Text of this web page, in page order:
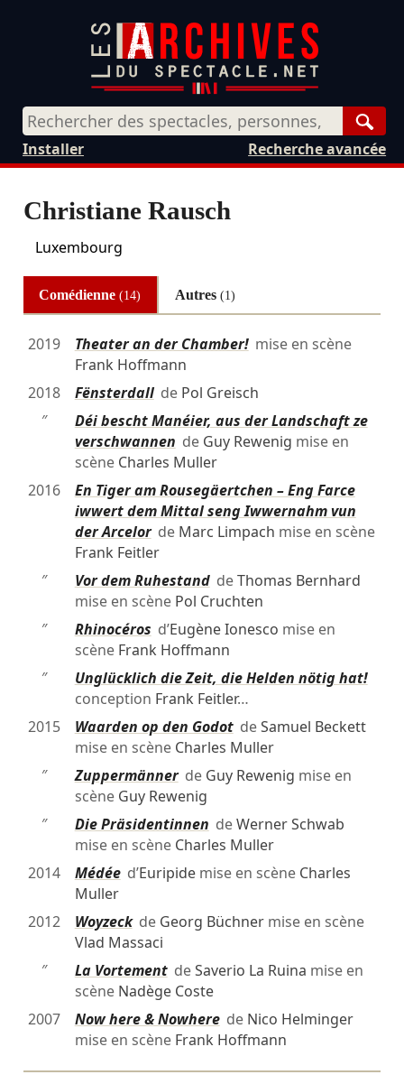
Recherche avancée
Installer
Christiane Rausch
Luxembourg
Comédienne(14) Autres (1)
2019 Theater an der Chamber!mise en scène
Frank Hoffmann
2018
Fënsterdallde Pol Greisch
″
Déi bescht Manéier, aus der Landschaft ze
verschwannen de Guy Rewenig mise en
scène Charles Muller
2016
En Tiger am Rousegäertchen – Eng Farce
iwwert dem Mittal seng Iwwernahm vun
der Arcelorde Marc Limpach mise en scène
Frank Feitler
″
Vor dem RuhestanddeThomas Bernhard
mise en scène Pol Cruchten
″
Rhinocéros d’Eugène Ionesco mise en
scène Frank Hoffmann
″
Unglücklich die Zeit, die Helden nötig hat!
conception Frank Feitler…
2015
Waarden op den GodotdeSamuel Beckett
mise en scène Charles Muller
″
Zuppermännerde Guy Rewenig mise en
scène Guy Rewenig
″
Die Präsidentinnen deWerner Schwab
mise en scène Charles Muller
2014
Médéed’Euripidemise en scène Charles
Muller
2012
Woyzeckde Georg Büchnermise en scène
Vlad Massaci
″
La VortementdeSaverio La Ruina mise en
scène Nadège Coste
2007
Now here & Nowherede Nico Helminger
mise en scène Frank Hoffmann